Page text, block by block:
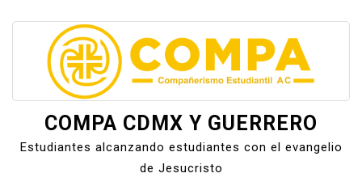
Skip
COMPA CDMX Y GUERRERO
Estudiantes alcanzando estudiantes con el evangelio
de Jesucristo